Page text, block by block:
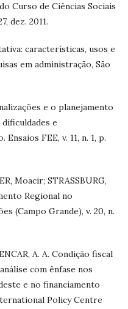
Curso de Ciências Sociais
dez. 2011.
características, usos e
em administração, São
e o planejamento
e
FEE, v. 11, n. 1, p.
Moacir; STRASSBURG,
Regional no
(Campo Grande), v. 20, n.
A. A. Condição fiscal
com ênfase nos
e no financiamento
Policy Centre